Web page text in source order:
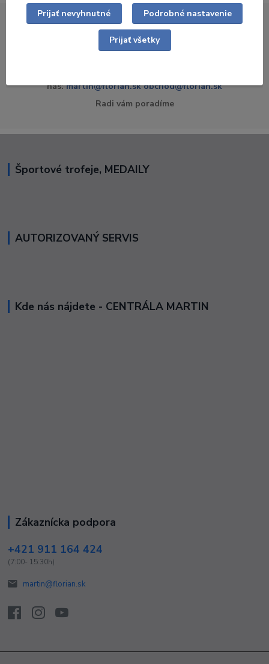
Ceny v e-shope sú platné len pri nákupe tovaru cez internet a môžu byť
odlišné ako sú ceny v predajni. Na tieto ceny sa nevzťahuje už žiadna iná zľava -
pokiaľ nie je uvedené inak.
nás:martin@florian.sk obchod@florian.sk
Radi vám poradíme
Športové trofeje, MEDAILY
AUTORIZOVANÝ SERVIS
Kde nás nájdete - CENTRÁLA MARTIN
Zákaznícka podpora
+421 911 164 424
(7:00- 15:30h)
martin@florian.sk
Prijať nevyhnutné Podrobné nastavenie
Prijať všetky